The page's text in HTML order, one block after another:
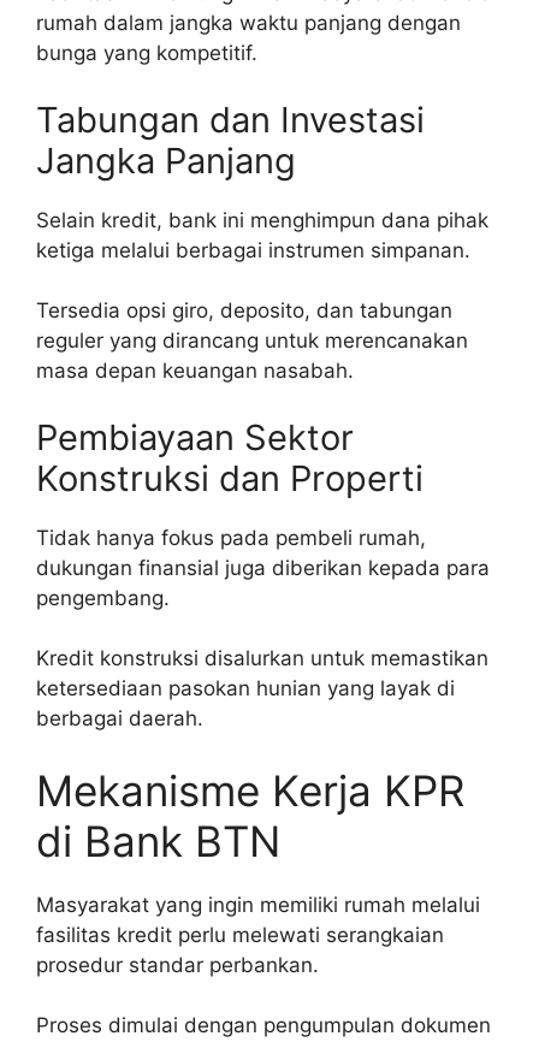
rumah dalam jangka waktu panjang dengan
bunga yang kompetitif.
Tabungan dan Investasi
Jangka Panjang
Selain kredit, bank ini menghimpun dana pihak
ketiga melalui berbagai instrumen simpanan.
Tersedia opsi giro, deposito, dan tabungan
reguler yang dirancang untuk merencanakan
masa depan keuangan nasabah.
Pembiayaan Sektor
Konstruksi dan Properti
Tidak hanya fokus pada pembeli rumah,
dukungan finansial juga diberikan kepada para
pengembang.
Kredit konstruksi disalurkan untuk memastikan
ketersediaan pasokan hunian yang layak di
berbagai daerah.
Mekanisme Kerja KPR
di Bank BTN
Masyarakat yang ingin memiliki rumah melalui
fasilitas kredit perlu melewati serangkaian
prosedur standar perbankan.
Proses dimulai dengan pengumpulan dokumen